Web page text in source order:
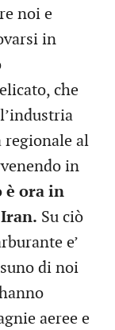
noi e
in
che
regionale al
in
è ora in
Su ciò
e’
di noi
aeree e